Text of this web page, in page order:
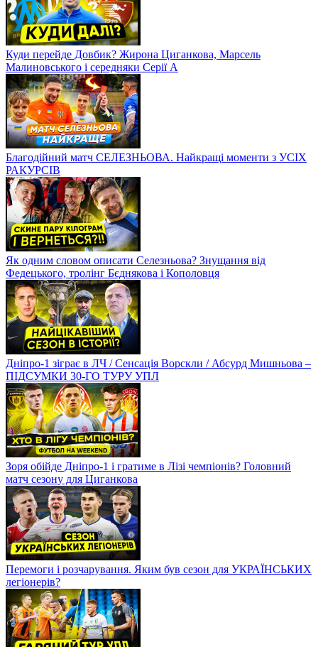
Куди перейде Довбик? Жирона Циганкова, Марсель
Малиновського і середняки Серії А
Благодійний матч СЕЛЕЗНЬОВА. Найкращі моменти з УСІХ
РАКУРСІВ
Як одним словом описати Селезньова? Знущання від
Федецького, тролінг Бєднякова і Кополовця
Дніпро-1 зіграє в ЛЧ / Сенсація Ворскли / Абсурд Мишньова –
ПІДСУМКИ 30-ГО ТУРУ УПЛ
Зоря обійде Дніпро-1 і гратиме в Лізі чемпіонів? Головний
матч сезону для Циганкова
Перемоги і розчарування. Яким був сезон для УКРАЇНСЬКИХ
легіонерів?